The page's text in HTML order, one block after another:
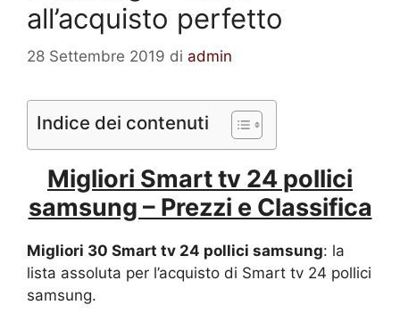
all’acquisto perfetto
28 Settembre 2019 di admin
Indice dei contenuti
Migliori Smart tv 24 pollici
samsung – Prezzi e Classifica
Migliori 30 Smart tv 24 pollici samsung: la
lista assoluta per l’acquisto di Smart tv 24 pollici
samsung.